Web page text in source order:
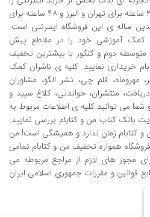
برای شما تداعی می کند. ارسال ٢٤ ساعته برای تهران و البرز و ٤٨ ساعته برای
ساله ی این فروشگاه اینترنتی است.
کمک آموزشی خود را در مقاطع پیش
متوسطه دوم و کنکور با بیشترین تخفیف
خریداری نمایید. کلیه ی ناشران کمک
قلم چی، نشر الگو، مشاوران
منتشران، خواندنی، کلاغ سپید و
شما می توانید کلیه ی اطلاعات مربوط به
بانک کتاب من و کتابام بررسی نمایید.
کتابام زمان ندارد و همیشگی است! من
همواره تخفیف من و کتابام تمامی
مجوز های لازم از مراجع مربوطه می
قوانین و مقررات جمهوری اسلامی ایران